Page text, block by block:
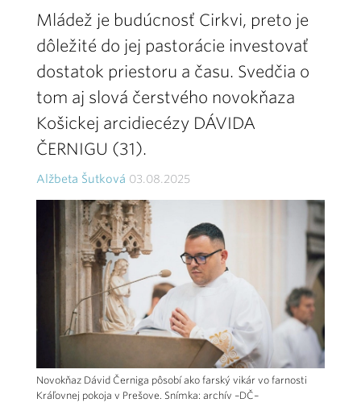
Mládež je budúcnosť Cirkvi, preto je
dôležité do jej pastorácie investovať
dostatok priestoru a času. Svedčia o
tom aj slová čerstvého novokňaza
Košickej arcidiecézy DÁVIDA
ČERNIGU (31).
Alžbeta Šutková 03.08.2025
Novokňaz Dávid Černiga pôsobí ako farský vikár vo farnosti
Kráľovnej pokoja v Prešove. Snímka: archív –DČ–